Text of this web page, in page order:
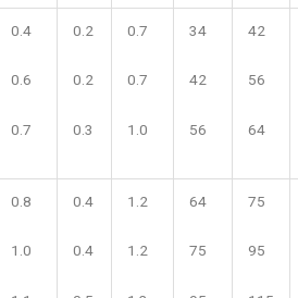
0.4
0.6
0.7
0.2
0.2
0.3
0.7
0.7
1.0
34
42
56
42
56
64
0.8
1.0
0.4
0.4
1.2
1.2
64
75
75
95